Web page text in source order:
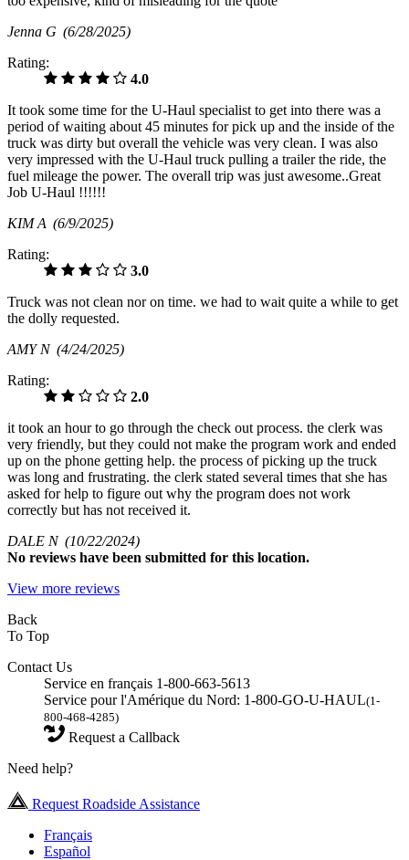
Jenna G (6/28/2025)
Rating:
4.0
It took some time for the U-Haul specialist to get into there was a
period of waiting about 45 minutes for pick up and the inside of the
truck was dirty but overall the vehicle was very clean. I was also
very impressed with the U-Haul truck pulling a trailer the ride, the
fuel mileage the power. The overall trip was just awesome..Great
Job U-Haul !!!!!!
KIM A (6/9/2025)
Rating:
3.0
Truck was not clean nor on time. we had to wait quite a while to get
the dolly requested.
AMY N (4/24/2025)
Rating:
2.0
it took an hour to go through the check out process. the clerk was
very friendly, but they could not make the program work and ended
up on the phone getting help. the process of picking up the truck
was long and frustrating. the clerk stated several times that she has
asked for help to figure out why the program does not work
correctly but has not received it.
DALE N (10/22/2024)
No reviews have been submitted for this location.
View more reviews
Back
To Top
Contact Us
Service en français 1-800-663-5613
Service pour l'Amérique du Nord: 1-800-GO-U-HAUL(1-
800-468-4285)
Request a Callback
Need help?
Request Roadside Assistance
Français
Español